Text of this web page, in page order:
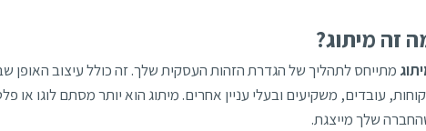
זה מיתוג?
מתייחס לתהליך של הגדרת הזהות העסקית שלך. זה כולל עיצוב האופן
עובדים, משקיעים ובעלי עניין אחרים. מיתוג הוא יותר מסתם לוגו
שלך מייצגת.